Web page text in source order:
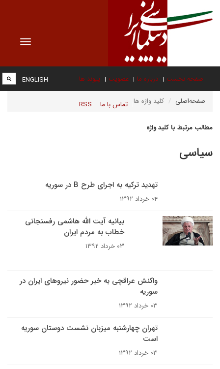
Toggle
صفحه نخست درباره ما عضویت پیوند ها
تماس با ما RSS
ENGLISH
صفحه‌اصلی کلید واژه ها
مطالب مرتبط با کلید واژه
سیاسی
تهدید ترکیه به اجرای طرح B در سوریه
۰۴ خرداد ۱۳۹۲
بیانیه آیت الله هاشمی رفسنجانی
خطاب به مردم ایران
۰۳ خرداد ۱۳۹۲
واکنش عراقچی به خبر حضور نیروهای ایران در
سوریه
۰۳ خرداد ۱۳۹۲
تهران چهارشنبه میزبان نشست دوستان سوریه
است
۰۳ خرداد ۱۳۹۲